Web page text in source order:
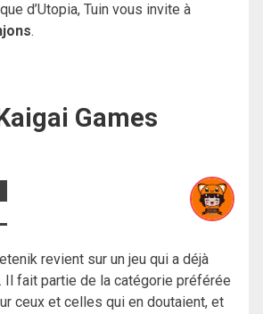
d’Utopia, Tuin vous invite à
.
Games
revient sur un jeu qui a déjà
Il fait partie de la catégorie préférée
ceux et celles qui en doutaient, et